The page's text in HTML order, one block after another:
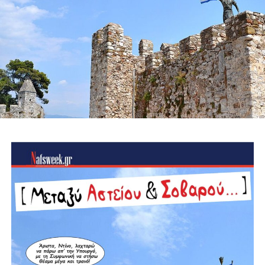
πλεονεκτήματος, εξετάζοντας τη δυνατότητα υδροληψίας
από εναέρια μέσα και δημιουργώντας δίκτυο
υδατοδεξαμενών στις ορεινές δημοτικές ενότητες.
Ίδρυση Δημοτικού Σώματος Εθελοντών Πολιτικής
Προστασίας, με εκπαίδευση, πιστοποίηση και ουσιαστικά
κίνητρα συμμετοχής για νέους, αποστράτους των
Σωμάτων Ασφαλείας και ενεργούς πολίτες, σε
συνεργασία με όλες τις εθελοντικές ομάδες της περιοχής.
Ειδικά σχέδια πυροπροστασίας για μνημεία και
αρχαιολογικούς χώρους, όπως το Κάστρο της
Ναυπάκτου, η Βελβίνα και το Αρχαίο Θέατρο Μακύνειας,
ώστε να προστατεύσουμε όχι μόνο το φυσικό αλλά και το
πολιτιστικό μας κεφάλαιο.
Ίδρυση μόνιμου Κέντρου Διαχείρισης Κρίσεων, το
οποίο θα συντονίζει σε πραγματικό χρόνο τον Δήμο, την
Πυροσβεστική, τις Δασικές Υπηρεσίες, την Περιφέρεια και